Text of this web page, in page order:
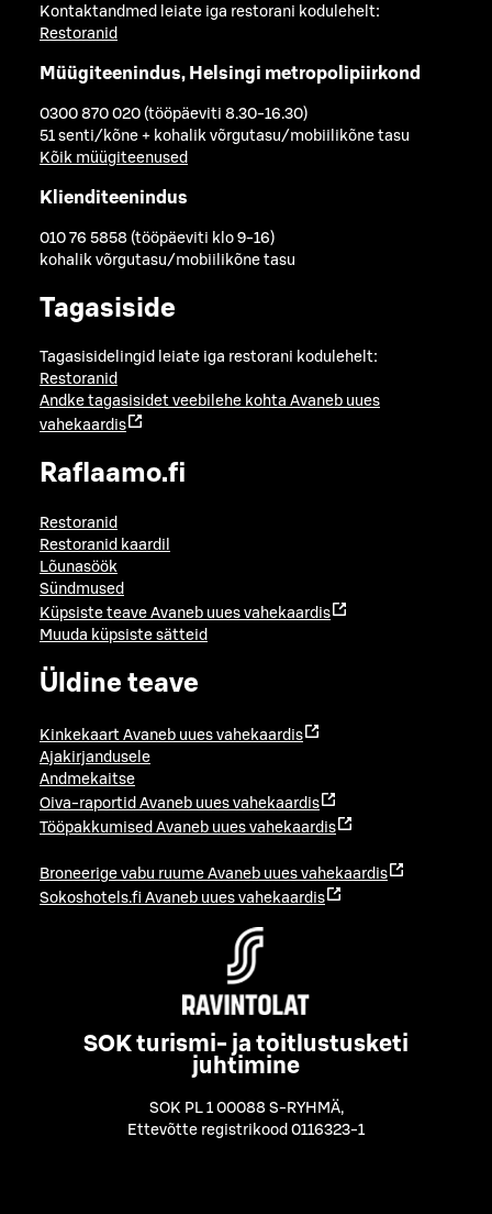
Kontaktandmed leiate iga restorani kodulehelt:
Restoranid
Müügiteenindus, Helsingi metropolipiirkond
0300 870 020 (tööpäeviti 8.30-16.30)
51 senti/kõne + kohalik võrgutasu/mobiilikõne tasu
Kõik müügiteenused
Klienditeenindus
010 76 5858 (tööpäeviti klo 9-16)
kohalik võrgutasu/mobiilikõne tasu
Tagasiside
Tagasisidelingid leiate iga restorani kodulehelt:
Restoranid
Andke tagasisidet veebilehe kohta Avaneb uues
vahekaardis
Raflaamo.fi
Restoranid
Restoranid kaardil
Lõunasöök
Sündmused
Küpsiste teave Avaneb uues vahekaardis
Muuda küpsiste sätteid
Üldine teave
Kinkekaart Avaneb uues vahekaardis
Ajakirjandusele
Andmekaitse
Oiva-raportid Avaneb uues vahekaardis
Tööpakkumised Avaneb uues vahekaardis
Broneerige vabu ruume Avaneb uues vahekaardis
Sokoshotels.fi Avaneb uues vahekaardis
SOK turismi- ja toitlustusketi
juhtimine
SOK PL 1 00088 S-RYHMÄ,
Ettevõtte registrikood 0116323-1